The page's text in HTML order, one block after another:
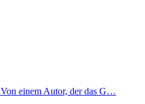
einem Autor, der das G…